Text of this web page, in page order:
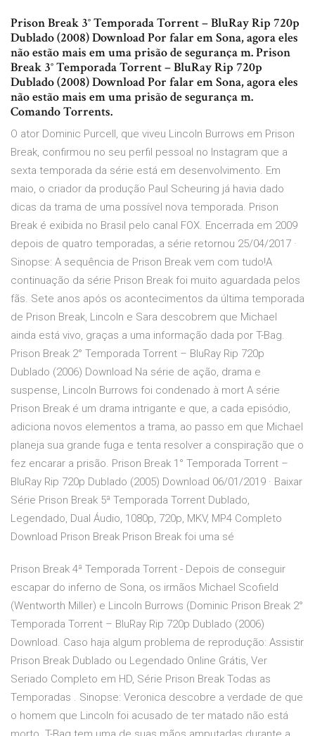
Prison Break 3° Temporada Torrent – BluRay Rip 720p
Dublado (2008) Download Por falar em Sona, agora eles
não estão mais em uma prisão de segurança m. Prison
Break 3° Temporada Torrent – BluRay Rip 720p
Dublado (2008) Download Por falar em Sona, agora eles
não estão mais em uma prisão de segurança m.
Comando Torrents.
O ator Dominic Purcell, que viveu Lincoln Burrows em Prison
Break, confirmou no seu perfil pessoal no Instagram que a
sexta temporada da série está em desenvolvimento. Em
maio, o criador da produção Paul Scheuring já havia dado
dicas da trama de uma possível nova temporada. Prison
Break é exibida no Brasil pelo canal FOX. Encerrada em 2009
depois de quatro temporadas, a série retornou 25/04/2017 ·
Sinopse: A sequência de Prison Break vem com tudo!A
continuação da série Prison Break foi muito aguardada pelos
fãs. Sete anos após os acontecimentos da última temporada
de Prison Break, Lincoln e Sara descobrem que Michael
ainda está vivo, graças a uma informação dada por T-Bag.
Prison Break 2° Temporada Torrent – BluRay Rip 720p
Dublado (2006) Download Na série de ação, drama e
suspense, Lincoln Burrows foi condenado à mort A série
Prison Break é um drama intrigante e que, a cada episódio,
adiciona novos elementos a trama, ao passo em que Michael
planeja sua grande fuga e tenta resolver a conspiração que o
fez encarar a prisão. Prison Break 1° Temporada Torrent –
BluRay Rip 720p Dublado (2005) Download 06/01/2019 · Baixar
Série Prison Break 5ª Temporada Torrent Dublado,
Legendado, Dual Áudio, 1080p, 720p, MKV, MP4 Completo
Download Prison Break Prison Break foi uma sé
Prison Break 4ª Temporada Torrent - Depois de conseguir
escapar do inferno de Sona, os irmãos Michael Scofield
(Wentworth Miller) e Lincoln Burrows (Dominic Prison Break 2°
Temporada Torrent – BluRay Rip 720p Dublado (2006)
Download. Caso haja algum problema de reprodução: Assistir
Prison Break Dublado ou Legendado Online Grátis, Ver
Seriado Completo em HD, Série Prison Break Todas as
Temporadas . Sinopse: Veronica descobre a verdade de que
o homem que Lincoln foi acusado de ter matado não está